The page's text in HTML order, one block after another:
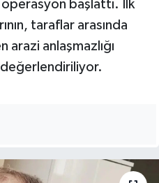
başlattı. İlk
taraflar arasında
arazi anlaşmazlığı